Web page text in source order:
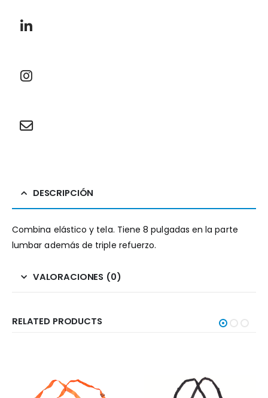
DESCRIPCIÓN
Combina elástico y tela. Tiene 8 pulgadas en la parte
lumbar además de triple refuerzo.
VALORACIONES (0)
RELATED PRODUCTS